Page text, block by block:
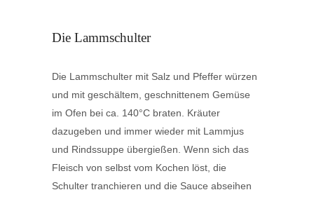
Die Lammschulter
Die Lammschulter mit Salz und Pfeffer würzen
und mit geschältem, geschnittenem Gemüse
im Ofen bei ca. 140°C braten. Kräuter
dazugeben und immer wieder mit Lammjus
und Rindssuppe übergießen. Wenn sich das
Fleisch von selbst vom Kochen löst, die
Schulter tranchieren und die Sauce abseihen